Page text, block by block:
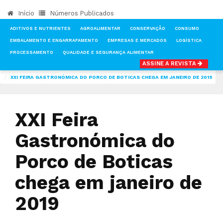
Início Números Publicados
ADITIVOS E NUTRIENTES AGROALIMENTAR CONSERVAÇÃO CONSUMO
EMBALAMENTO E ENGARRAFAMENTO EMPRESAS E MERCADOS LOGÍSTICA
PROCESSAMENTO QUALIDADE E SEGURANÇA ALIMENTAR
ASSINE A REVISTA
XXI FEIRA GASTRONÓMICA DO PORCO DE BOTICAS CHEGA EM JANEIRO DE 2019
XXI Feira
Gastronómica do
Porco de Boticas
chega em janeiro de
2019